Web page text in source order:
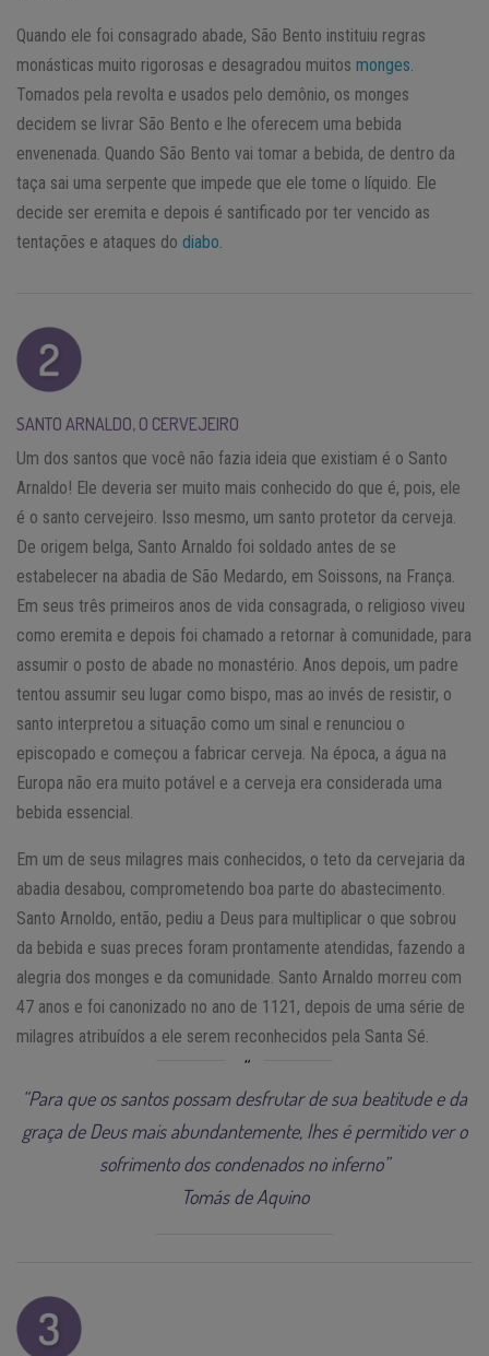
Quando ele foi consagrado abade, São Bento instituiu regras
monásticas muito rigorosas e desagradou muitos monges
Tomados pela revolta e usados pelo demônio, os monges
decidem se livrar São Bento e lhe oferecem uma bebida
envenenada. Quando São Bento vai tomar a bebida, de dentro da
taça sai uma serpente que impede que ele tome o líquido. Ele
decide ser eremita e depois é santificado por ter vencido as
tentações e ataques do diabo
SANTO ARNALDO, O CERVEJEIRO
Um dos santos que você não fazia ideia que existiam é o Santo
Arnaldo! Ele deveria ser muito mais conhecido do que é, pois, ele
é o santo cervejeiro. Isso mesmo, um santo protetor da cerveja.
De origem belga, Santo Arnaldo foi soldado antes de se
estabelecer na abadia de São Medardo, em Soissons, na França.
Em seus três primeiros anos de vida consagrada, o religioso viveu
como eremita e depois foi chamado a retornar à comunidade, para
assumir o posto de abade no monastério. Anos depois, um padre
tentou assumir seu lugar como bispo, mas ao invés de resistir, o
santo interpretou a situação como um sinal e renunciou o
episcopado e começou a fabricar cerveja. Na época, a água na
Europa não era muito potável e a cerveja era considerada uma
bebida essencial.
Em um de seus milagres mais conhecidos, o teto da cervejaria da
abadia desabou, comprometendo boa parte do abastecimento.
Santo Arnoldo, então, pediu a Deus para multiplicar o que sobrou
da bebida e suas preces foram prontamente atendidas, fazendo a
alegria dos monges e da comunidade. Santo Arnaldo morreu com
47 anos e foi canonizado no ano de 1121, depois de uma série de
milagres atribuídos a ele serem reconhecidos pela Santa Sé.
“Para que os santos possam desfrutar de sua beatitude e da
graça de Deus mais abundantemente, lhes é permitido ver o
sofrimento dos condenados no inferno”
Tomás de Aquino